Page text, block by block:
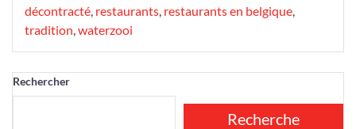
décontracté, restaurants, restaurants en belgique,
tradition,waterzooi
Rechercher
Recherche